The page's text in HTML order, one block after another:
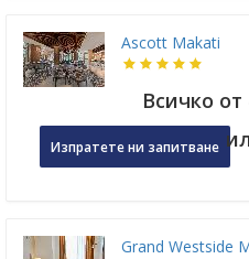
Ascott Makati
Всичко от
Изпратете ни запитване
Grand Westside